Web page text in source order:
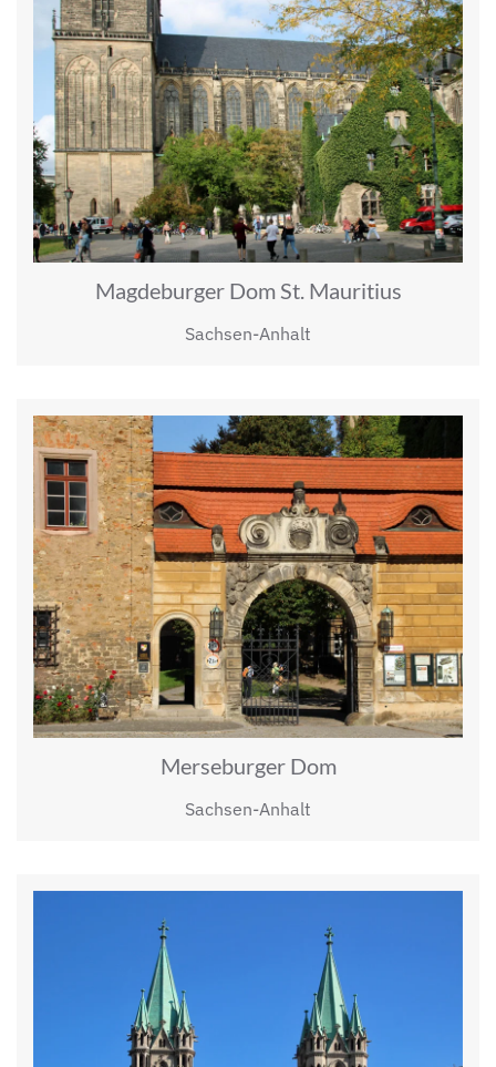
Magdeburger Dom St. Mauritius
Sachsen-Anhalt
Merseburger Dom
Sachsen-Anhalt